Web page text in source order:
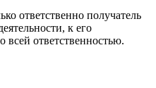
ответственно получатель
к его
всей ответственностью.